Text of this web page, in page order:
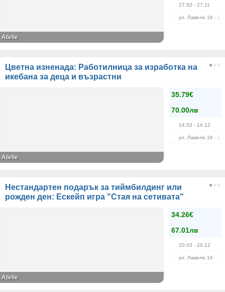
27.02 - 27.11
ул. Лавеле 16 - в
Atelie
Цветна изненада: Работилница за изработка на
икебана за деца и възрастни
35.79€
70.00лв
14.03 - 14.12
ул. Лавеле 16 - в
Atelie
Нестандартен подарък за тиймбилдинг или
рожден ден: Ескейп игра "Стая на сетивата"
34.26€
67.01лв
20.03 - 20.12
ул. Лавеле 16
Atelie